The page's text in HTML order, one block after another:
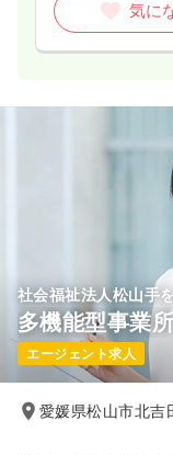
気に
社会福祉法人松山手
多機能型事業
エージェント求人
愛媛県松山市北吉